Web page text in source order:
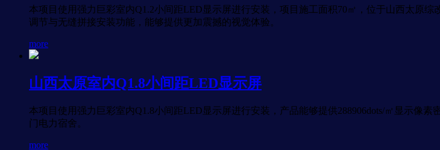
本项目使用强力巨彩室内Q1.2小间距LED显示屏进行安装，项目施工面积70㎡，位于山西太原
调节与无缝拼接安装功能，能够提供更加震撼的视觉体验。
more
山西太原室内Q1.8小间距LED显示屏
本项目使用强力巨彩室内Q1.8小间距LED显示屏进行安装，产品能够提供288906dots/㎡显示像
门电力宿舍。
more